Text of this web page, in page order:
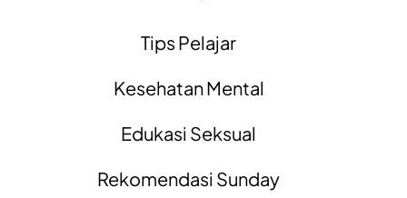
Tips Pelajar
Kesehatan Mental
Edukasi Seksual
Rekomendasi Sunday